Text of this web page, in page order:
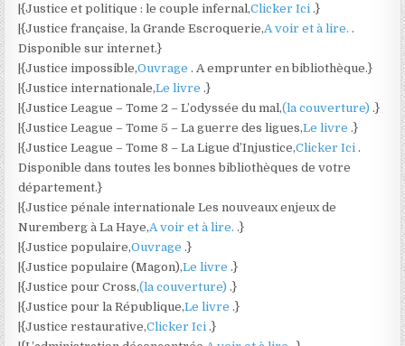
|{Justice et politique : le couple infernal,Clicker Ici .}
|{Justice française, la Grande Escroquerie,A voir et à lire. .
Disponible sur internet.}
|{Justice impossible,Ouvrage . A emprunter en bibliothèque.}
|{Justice internationale,Le livre .}
|{Justice League – Tome 2 – L’odyssée du mal,(la couverture) .}
|{Justice League – Tome 5 – La guerre des ligues,Le livre .}
|{Justice League – Tome 8 – La Ligue d’Injustice,Clicker Ici .
Disponible dans toutes les bonnes bibliothèques de votre
département.}
|{Justice pénale internationale Les nouveaux enjeux de
Nuremberg à La Haye,A voir et à lire. .}
|{Justice populaire,Ouvrage .}
|{Justice populaire (Magon),Le livre .}
|{Justice pour Cross,(la couverture) .}
|{Justice pour la République,Le livre .}
|{Justice restaurative,Clicker Ici .}